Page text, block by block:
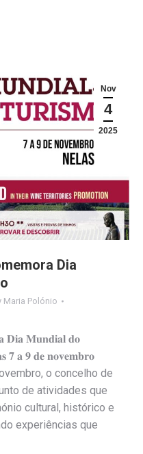
Nov
4
2025
Dia
Maria Polónio
𝐃𝐢𝐚 𝐌𝐮𝐧𝐝𝐢𝐚𝐥 𝐝𝐨
𝟕 𝐚 𝟗 𝐝𝐞 𝐧𝐨𝐯𝐞𝐦𝐛𝐫𝐨
o concelho de
de atividades que
cultural, histórico e
experiências que